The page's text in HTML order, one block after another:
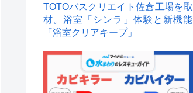
TOTOバスクリエイト佐倉工場を取
材。浴室「シンラ」体験と新機能
「浴室クリアキープ」